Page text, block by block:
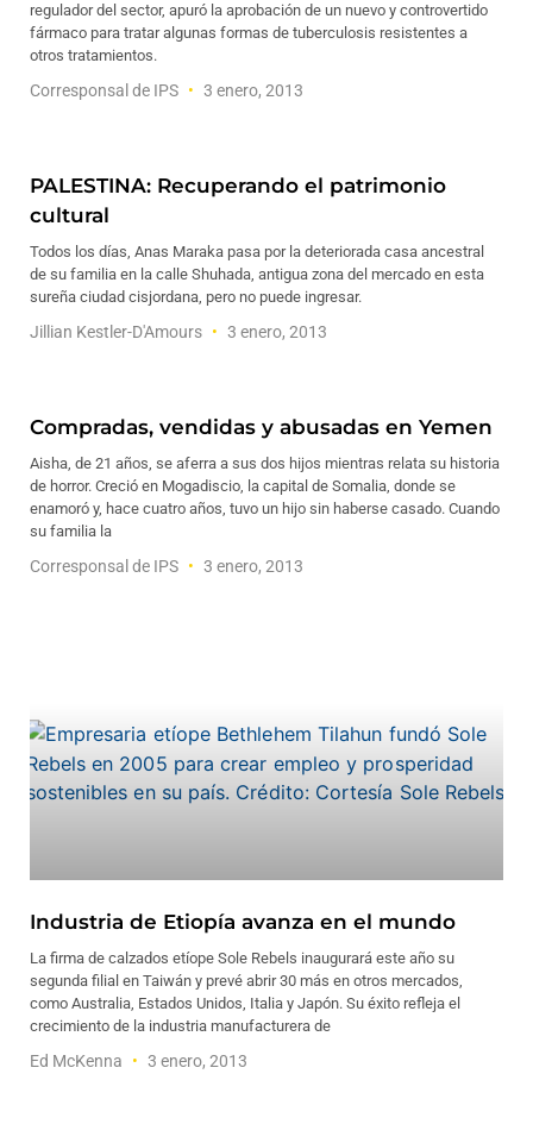
regulador del sector, apuró la aprobación de un nuevo y controvertido
fármaco para tratar algunas formas de tuberculosis resistentes a
otros tratamientos.
Corresponsal de IPS 3 enero, 2013
PALESTINA: Recuperando el patrimonio
cultural
Todos los días, Anas Maraka pasa por la deteriorada casa ancestral
de su familia en la calle Shuhada, antigua zona del mercado en esta
sureña ciudad cisjordana, pero no puede ingresar.
Jillian Kestler-D'Amours 3 enero, 2013
Compradas, vendidas y abusadas en Yemen
Aisha, de 21 años, se aferra a sus dos hijos mientras relata su historia
de horror. Creció en Mogadiscio, la capital de Somalia, donde se
enamoró y, hace cuatro años, tuvo un hijo sin haberse casado. Cuando
su familia la
Corresponsal de IPS 3 enero, 2013
Industria de Etiopía avanza en el mundo
La firma de calzados etíope Sole Rebels inaugurará este año su
segunda filial en Taiwán y prevé abrir 30 más en otros mercados,
como Australia, Estados Unidos, Italia y Japón. Su éxito refleja el
crecimiento de la industria manufacturera de
Ed McKenna 3 enero, 2013